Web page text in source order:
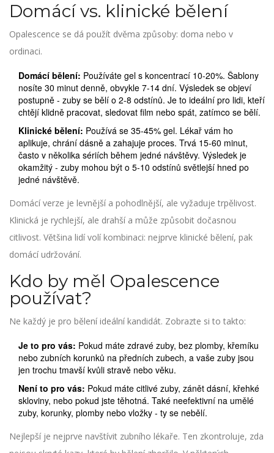
Domácí vs. klinické bělení
Opalescence se dá použít dvěma způsoby: doma nebo v
ordinaci.
Domácí bělení: Používáte gel s koncentrací 10-20%. Šablony
nosíte 30 minut denně, obvykle 7-14 dní. Výsledek se objeví
postupně - zuby se bělí o 2-8 odstínů. Je to ideální pro lidi, kteří
chtějí klidně pracovat, sledovat film nebo spát, zatímco se bělí.
Klinické bělení: Používá se 35-45% gel. Lékař vám ho
aplikuje, chrání dásně a zahajuje proces. Trvá 15-60 minut,
často v několika sériích během jedné návštěvy. Výsledek je
okamžitý - zuby mohou být o 5-10 odstínů světlejší hned po
jedné návštěvě.
Domácí verze je levnější a pohodlnější, ale vyžaduje trpělivost.
Klinická je rychlejší, ale drahší a může způsobit dočasnou
citlivost. Většina lidí volí kombinaci: nejprve klinické bělení, pak
domácí udržování.
Kdo by měl Opalescence
používat?
Ne každý je pro bělení ideální kandidát. Zobrazte si to takto:
Je to pro vás: Pokud máte zdravé zuby, bez plomby, křemíku
nebo zubních korunků na předních zubech, a vaše zuby jsou
jen trochu tmavší kvůli stravě nebo věku.
Není to pro vás: Pokud máte citlivé zuby, zánět dásní, křehké
skloviny, nebo pokud jste těhotná. Také neefektivní na umělé
zuby, korunky, plomby nebo vložky - ty se nebělí.
Nejlepší je nejprve navštívit zubního lékaře. Ten zkontroluje, zda